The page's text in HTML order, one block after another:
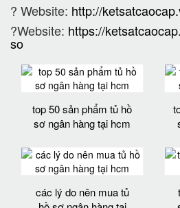
? Website: http://
?Website: https://
so
top 50 sản phẩm tủ hồ
sơ ngân hàng tại hcm
các lý do nên mua tủ